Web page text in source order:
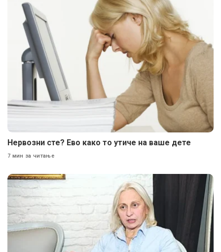
Нервозни сте? Ево како то утиче на ваше дете
7 мин за читање